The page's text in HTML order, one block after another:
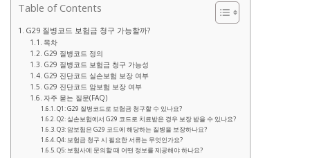
Table of Contents
G29 질병코드 보험금 청구 가능할까?
목차
G29 질병코드 정의
G29 질병코드 보험금 청구 가능성
G29 진단코드 실손보험 보장 여부
G29 진단코드 암보험 보장 여부
자주 묻는 질문(FAQ)
Q1: G29 질병코드로 보험금 청구할 수 있나요?
Q2: 실손보험에서 G29 코드로 치료받은 경우 보장 받을 수 있나요?
Q3: 암보험은 G29 코드에 해당하는 질병을 보장하나요?
Q4: 보험금 청구 시 필요한 서류는 무엇인가요?
Q5: 보험사에 문의할 때 어떤 정보를 제공해야 하나요?